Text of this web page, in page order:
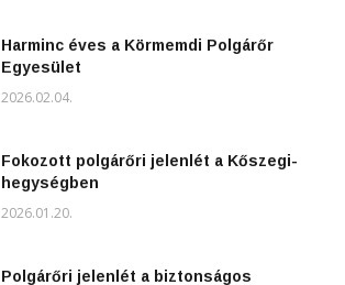
Harminc éves a Körmemdi Polgárőr
Egyesület
2026.02.04.
Fokozott polgárőri jelenlét a Kőszegi-
hegységben
2026.01.20.
Polgárőri jelenlét a biztonságos